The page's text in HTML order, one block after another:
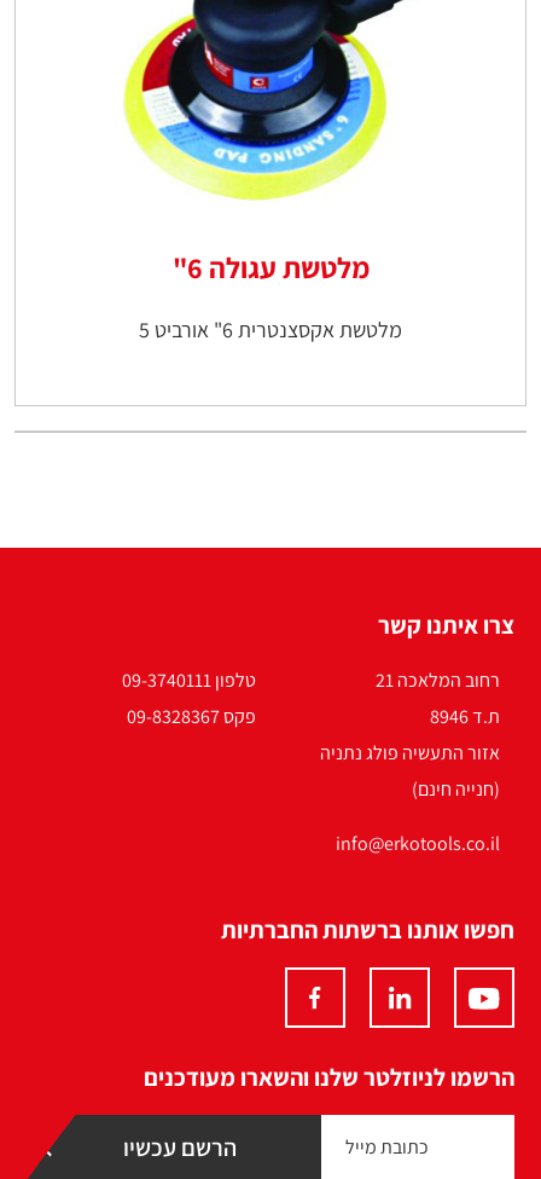
מלטשת עגולה 6"
מלטשת אקסצנטרית 6" אורביט 5
צרו איתנו קשר
רחוב המלאכה 21
ת.ד 8946
אזור התעשיה פולג נתניה
(חנייה חינם)
טלפון 09-3740111
פקס 09-8328367
info@erkotools.co.il
חפשו אותנו ברשתות החברתיות
הרשמו לניוזלטר שלנו והשארו מעודכנים